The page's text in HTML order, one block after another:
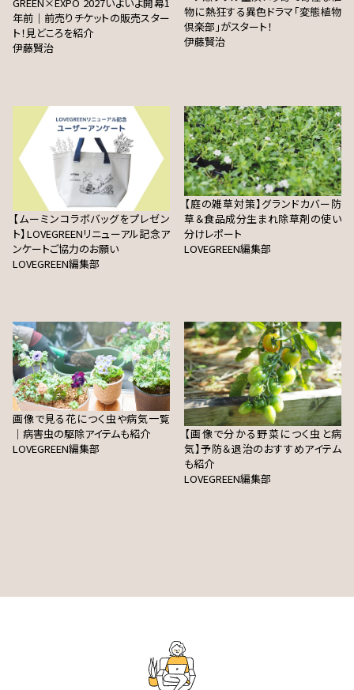
年前｜前売りチケットの販売スター
ト！見どころを紹介
伊藤賢治
物に熱狂する異色ドラマ「変態植物
倶楽部」がスタート！
伊藤賢治
【ムーミンコラボバッグをプレゼン
ト】LOVEGREENリニューアル記念ア
ンケートご協力のお願い
LOVEGREEN編集部
【庭の雑草対策】グランドカバー防
草＆食品成分生まれ除草剤の使い
分けレポート
LOVEGREEN編集部
画像で見る花につく虫や病気一覧
｜病害虫の駆除アイテムも紹介
LOVEGREEN編集部
【画像で分かる野菜につく虫と病
気】予防＆退治のおすすめアイテム
も紹介
LOVEGREEN編集部